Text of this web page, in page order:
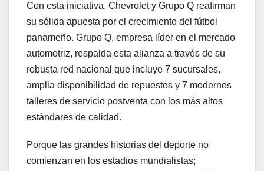
Con esta iniciativa, Chevrolet y Grupo Q reafirman
su sólida apuesta por el crecimiento del fútbol
panameño. Grupo Q, empresa líder en el mercado
automotriz, respalda esta alianza a través de su
robusta red nacional que incluye 7 sucursales,
amplia disponibilidad de repuestos y 7 modernos
talleres de servicio postventa con los más altos
estándares de calidad.
Porque las grandes historias del deporte no
comienzan en los estadios mundialistas;